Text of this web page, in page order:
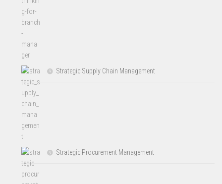
Strategic Supply Chain Management
Strategic Procurement Management